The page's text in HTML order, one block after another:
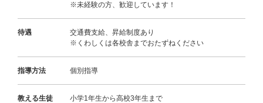
※未経験の方、歓迎しています！
待遇
交通費支給、昇給制度あり
※くわしくは各校舎までおたずねください
指導方法 個別指導
教える生徒 小学1年生から高校3年生まで